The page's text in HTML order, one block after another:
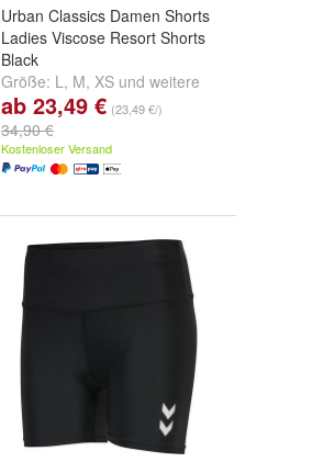
Urban Classics Damen Shorts
Ladies Viscose Resort Shorts
Black
Größe: L, M, XS und weitere
...
ab 23,49 € (23,49 €/)
34,90 €
Kostenloser Versand